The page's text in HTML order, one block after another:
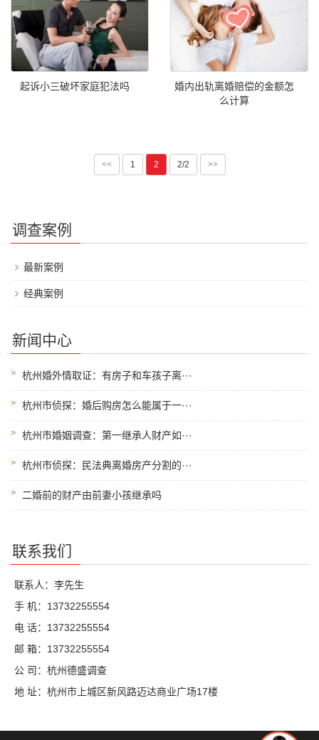
起诉小三破坏家庭犯法吗
婚内出轨离婚赔偿的金额怎
么计算
<< 1 2 2/2 >>
调查案例
最新案例
经典案例
新闻中心
杭州婚外情取证：有房子和车孩子离···
杭州市侦探：婚后购房怎么能属于一···
杭州市婚姻调查：第一继承人财产如···
杭州市侦探：民法典离婚房产分割的···
二婚前的财产由前妻小孩继承吗
联系我们
联系人：李先生
手 机：13732255554
电 话：13732255554
邮 箱：13732255554
公 司：杭州德盛调查
地 址：杭州市上城区新风路迈达商业广场17楼